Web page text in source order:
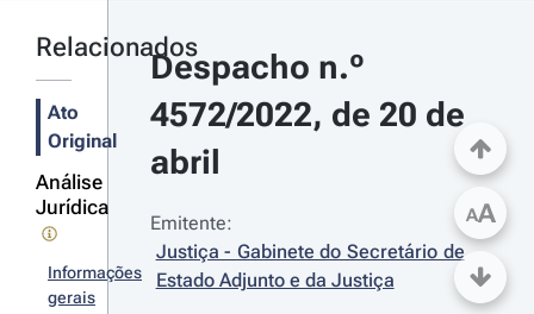
Relacionados
Ato
Original
Análise
Jurídica
Informações
gerais
Despacho n.º
4572/2022, de 20 de
abril
Emitente:
Justiça - Gabinete do Secretário de
Estado Adjunto e da Justiça
AA